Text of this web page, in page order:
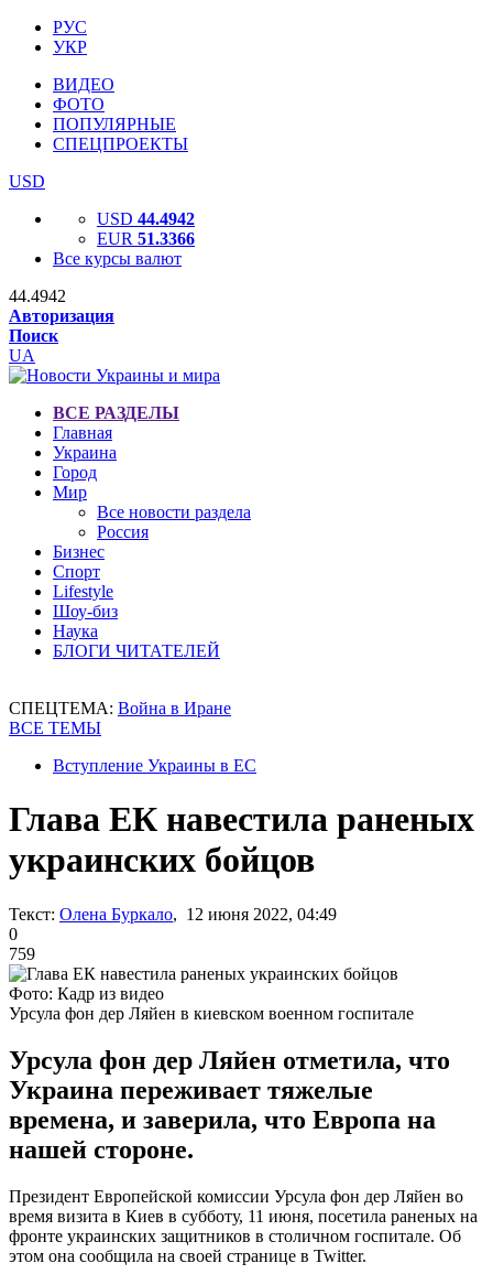
РУС
УКР
ВИДЕО
ФОТО
ПОПУЛЯРНЫЕ
СПЕЦПРОЕКТЫ
USD
USD 44.4942
EUR 51.3366
Все курсы валют
44.4942
Авторизация
Поиск
UA
ВСЕ РАЗДЕЛЫ
Главная
Украина
Город
Мир
Все новости раздела
Россия
Бизнес
Спорт
Lifestyle
Шоу-биз
Наука
БЛОГИ ЧИТАТЕЛЕЙ
СПЕЦТЕМА: Война в Иране
ВСЕ ТЕМЫ
Вступление Украины в ЕС
Глава ЕК навестила раненых
украинских бойцов
Текст: Олена Буркало, 12 июня 2022, 04:49
0
759
Фото: Кадр из видео
Урсула фон дер Ляйен в киевском военном госпитале
Урсула фон дер Ляйен отметила, что
Украина переживает тяжелые
времена, и заверила, что Европа на
нашей стороне.
Президент Европейской комиссии Урсула фон дер Ляйен во
время визита в Киев в субботу, 11 июня, посетила раненых на
фронте украинских защитников в столичном госпитале. Об
этом она сообщила на своей странице в Twitter.